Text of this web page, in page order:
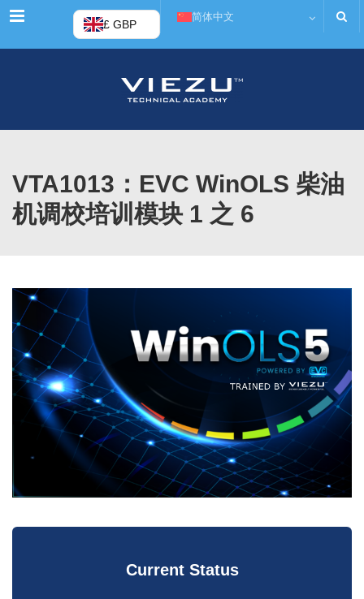
菜单 £ GBP
简体中文
VTA1013：EVC WinOLS 柴油
机调校培训模块 1 之 6
Current Status